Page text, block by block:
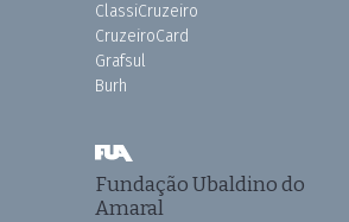
ClassiCruzeiro
CruzeiroCard
Grafsul
Burh
Fundação Ubaldino do
Amaral